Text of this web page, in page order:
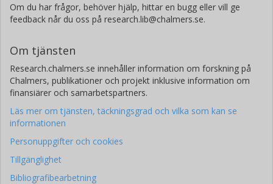
Om du har frågor, behöver hjälp, hittar en bugg eller vill ge
feedback når du oss på research.lib@chalmers.se.
Om tjänsten
Research.chalmers.se innehåller information om forskning på
Chalmers, publikationer och projekt inklusive information om
finansiärer och samarbetspartners.
Läs mer om tjänsten, täckningsgrad och vilka som kan se
informationen
Personuppgifter och cookies
Tillgänglighet
Bibliografibearbetning